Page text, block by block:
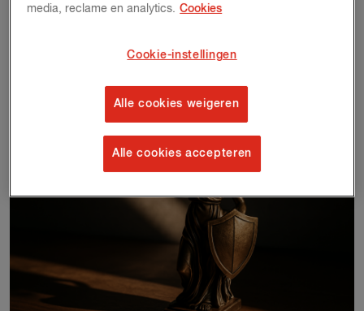
Bemiddelen: oplossingen vinden waar anderen stoppen.
media, reclame en analytics. Cookies
Cookie-instellingen
Alle cookies weigeren
Alle cookies accepteren